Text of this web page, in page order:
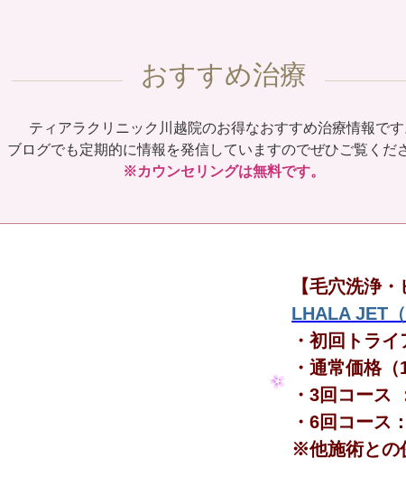
おすすめ治療
ティアラクリニック川越院のお得なおすすめ治療情報です
ブログでも定期的に情報を発信していますのでぜひご覧くだ
※カウンセリングは無料です。
【毛穴洗浄・
LHALA JET
・初回トライ
・通常価格（
・3回コース
・6回コース：
※他施術との